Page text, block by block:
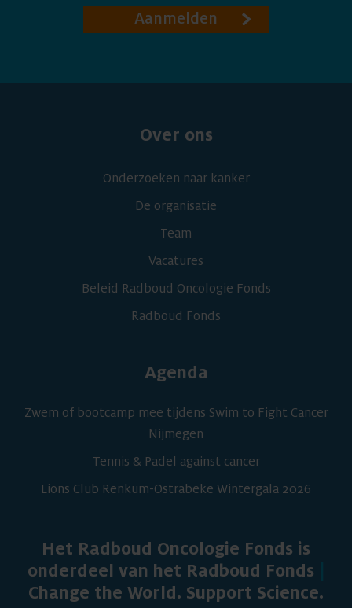
Aanmelden
Over ons
Onderzoeken naar kanker
De organisatie
Team
Vacatures
Beleid Radboud Oncologie Fonds
Radboud Fonds
Agenda
Zwem of bootcamp mee tijdens Swim to Fight Cancer
Nijmegen
Tennis & Padel against cancer
Lions Club Renkum-Ostrabeke Wintergala 2026
Het Radboud Oncologie Fonds is
onderdeel van het Radboud Fonds
Change the World. Support Science.